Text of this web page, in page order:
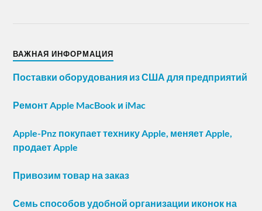
ВАЖНАЯ ИНФОРМАЦИЯ
Поставки оборудования из США для предприятий
Ремонт Apple MacBook и iMac
Apple-Pnz покупает технику Apple, меняет Apple,
продает Apple
Привозим товар на заказ
Семь способов удобной организации иконок на